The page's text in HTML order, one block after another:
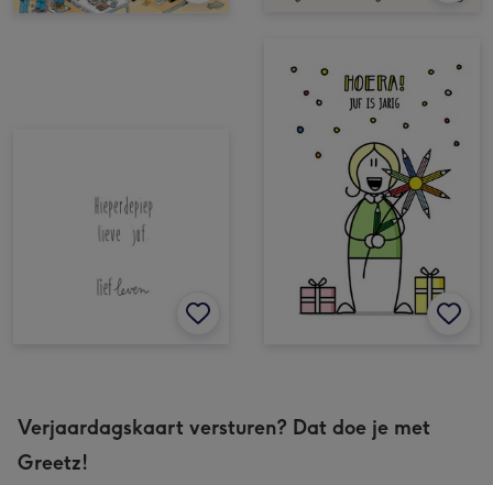
Verjaardagskaart versturen? Dat doe je met
Greetz!